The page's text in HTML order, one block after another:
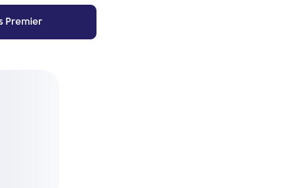
Premier